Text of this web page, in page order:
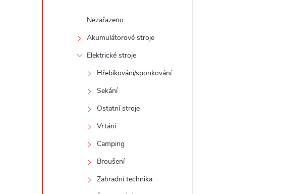
Nezařazeno
Akumulátorové stroje
Elektrické stroje
Hřebíkování/sponkování
Sekání
Ostatní stroje
Vrtání
Camping
Broušení
Zahradní technika